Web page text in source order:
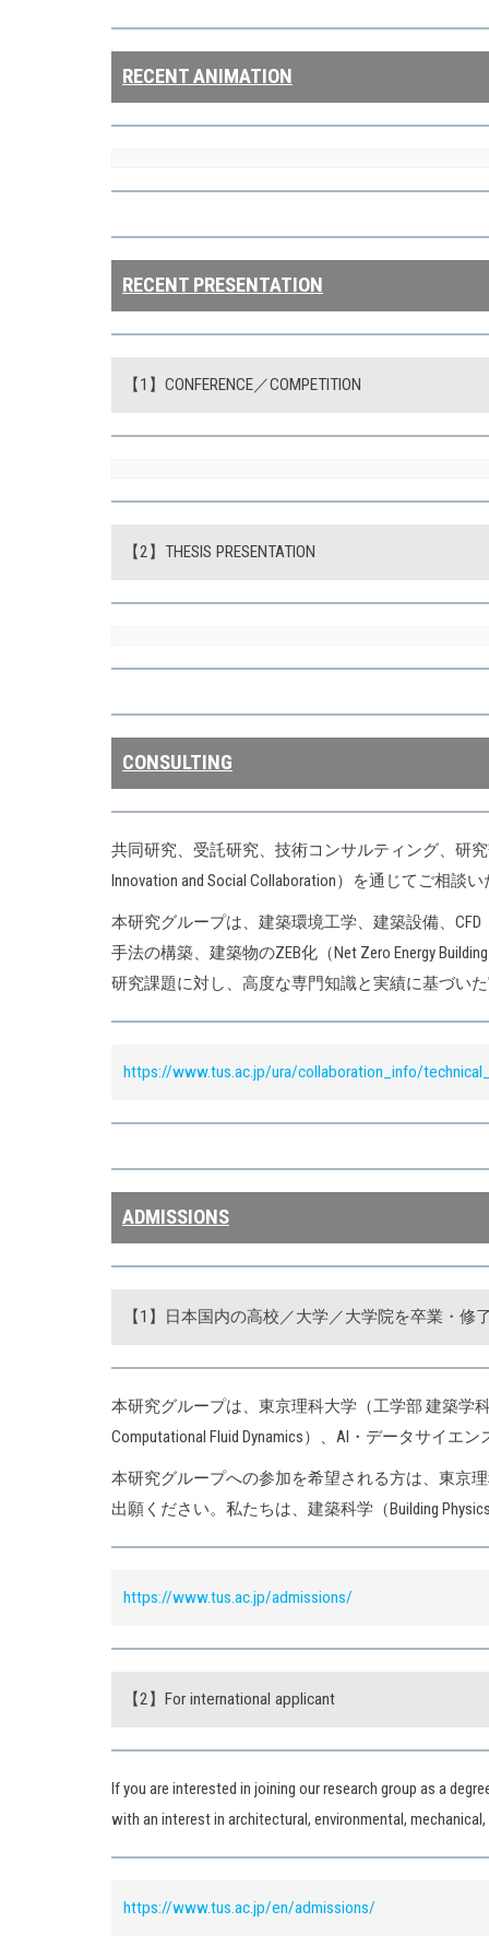
RECENT ANIMATION
RECENT PRESENTATION
【1】CONFERENCE／COMPETITION
【2】THESIS PRESENTATION
CONSULTING
共同研究、受託研究、技術コンサルティング、研
Innovation and Social Collaboration）を通じてご相談
本研究グループは、建築環境工学、建築設備、
手法の構築、建築物のZEB化（Net Zero Energy
研究課題に対し、高度な専門知識と実績に基づい
https://www.tus.ac.jp/ura/collaboration_info/
ADMISSIONS
【1】日本国内の高校／大学／大学院を卒業・修
本研究グループは、東京理科大学（工学部 建築学
Computational Fluid Dynamics）、AI・データサイ
本研究グループへの参加を希望される方は、東京
出願ください。私たちは、建築科学（Building
https://www.tus.ac.jp/admissions/
【2】For international applicant
If you are interested in joining our research group as a
with an interest in architectural, environmental,
https://www.tus.ac.jp/en/admissions/